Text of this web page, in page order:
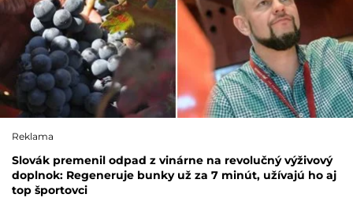
Reklama
Slovák premenil odpad z vinárne na revolučný výživový
doplnok: Regeneruje bunky už za 7 minút, užívajú ho aj
top športovci